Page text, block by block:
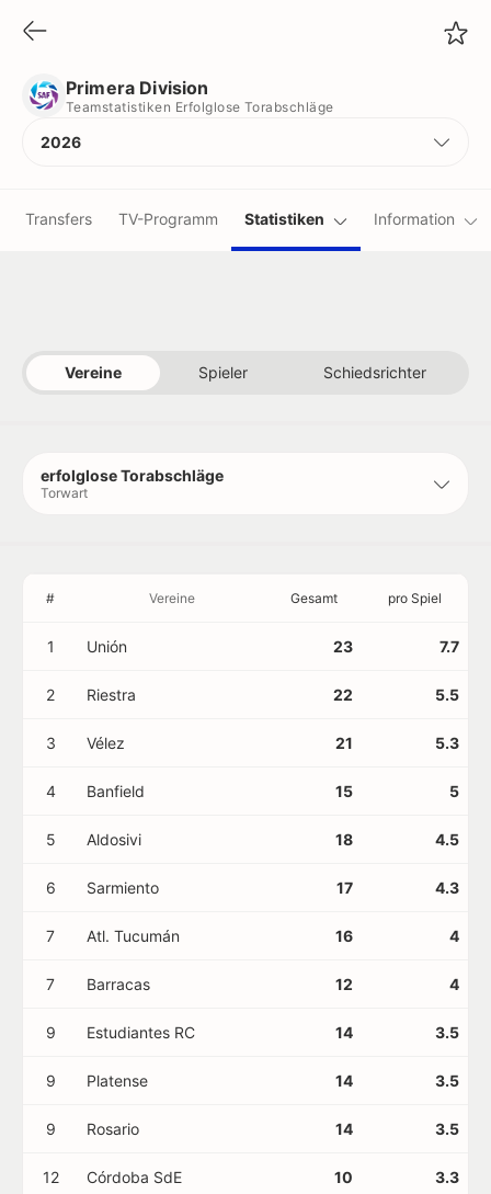
Primera Division
Teamstatistiken Erfolglose Torabschläge
2026
Transfers TV-Programm Statistiken Information
Vereine Spieler Schiedsrichter
erfolglose Torabschläge
Torwart
# Vereine Gesamt pro Spiel
1 Unión 23 7.7
2 Riestra 22 5.5
3 Vélez 21 5.3
4 Banfield 15 5
5 Aldosivi 18 4.5
6 Sarmiento 17 4.3
7 Atl. Tucumán 16 4
7 Barracas 12 4
9 Estudiantes RC 14 3.5
9 Platense 14 3.5
9 Rosario 14 3.5
12 Córdoba SdE 10 3.3